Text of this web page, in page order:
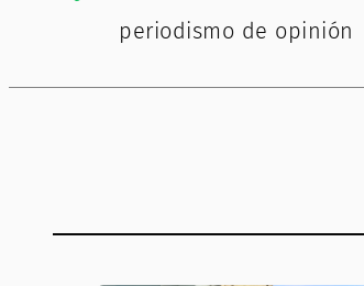
periodismo de opinión